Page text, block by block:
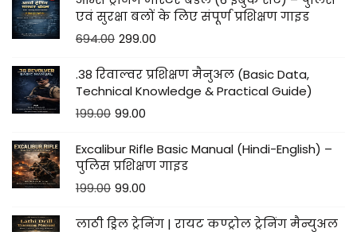
एवं सुरक्षा बलों के लिए संपूर्ण प्रशिक्षण गाइड
694.00 299.00
.38 रिवाल्वर प्रशिक्षण मैनुअल (Basic Data,
Technical Knowledge & Practical Guide)
199.00 99.00
Excalibur Rifle Basic Manual (Hindi-English) –
पुलिस प्रशिक्षण गाइड
199.00 99.00
लाठी ड्रिल ट्रेनिंग | रायट कण्ट्रोल ट्रेनिंग मैन्युअल